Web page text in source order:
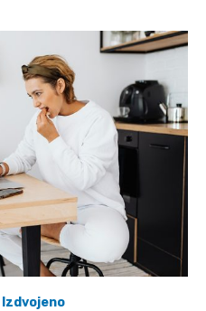
Izdvojeno